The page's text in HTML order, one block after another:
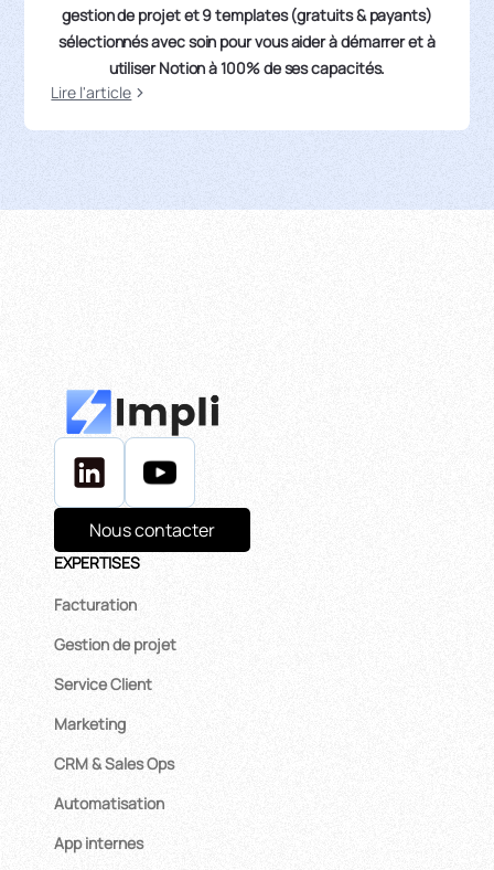
gestion de projet et 9 templates (gratuits & payants)
sélectionnés avec soin pour vous aider à démarrer et à
utiliser Notion à 100% de ses capacités.
Lire l'article
Nous contacter
EXPERTISES
Facturation
Gestion de projet
Service Client
Marketing
CRM & Sales Ops
Automatisation
App internes